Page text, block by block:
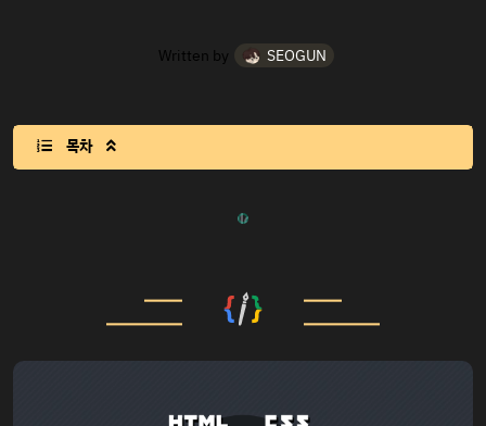
Written by SEOGUN
목차 